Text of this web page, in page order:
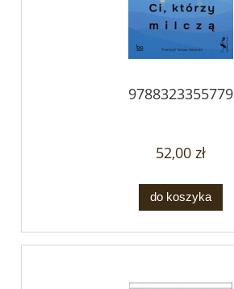
9788323355779
52,00 zł
do koszyka